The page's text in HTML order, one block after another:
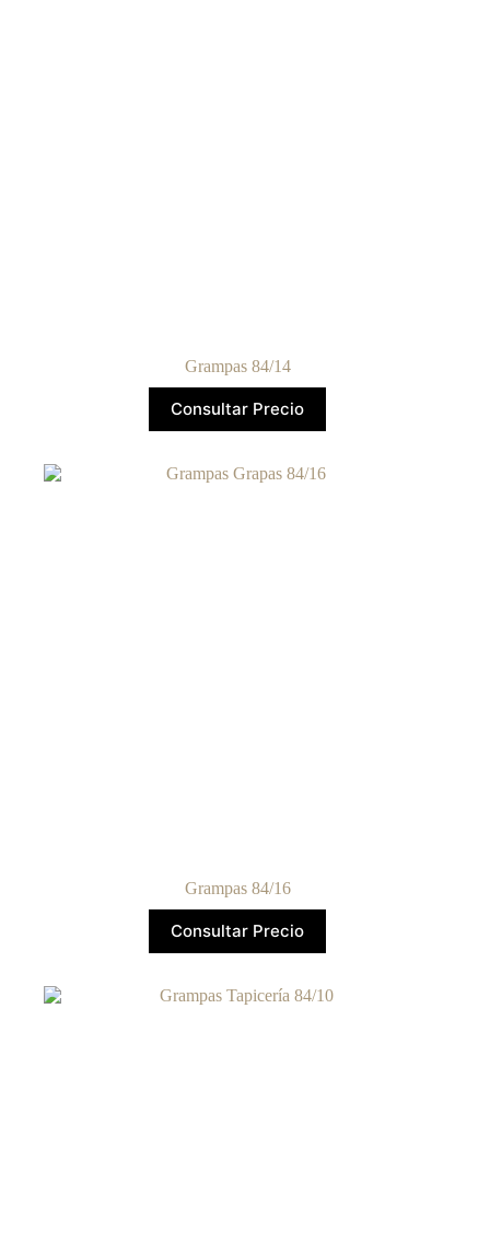
Grampas 84/14
Consultar Precio
Grampas 84/16
Consultar Precio